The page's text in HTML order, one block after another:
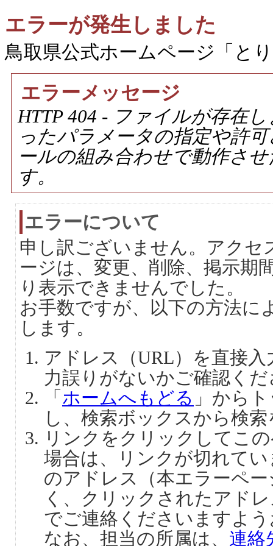
エラーが発生しました
鳥取県公式ホームページ「と
エラーメッセージ
HTTP 404 - ファイルが存在
ったパラメータの指定や許
ールの組み合わせで動作さ
す。
エラーについて
申し訳ございません。アクセ
ージは、変更、削除、掲示期
り表示できませんでした。
お手数ですが、以下の方法に
します。
アドレス（URL）を直接
力誤りがないかご確認く
「 ホームへもどる 」から
し、検索ボックスから検
リンクをクリックしてこ
場合は、リンクが切れて
のアドレス（本エラーペ
く、クリックされたアド
でご連絡くださいますよ
なお、担当の所属は、 連絡